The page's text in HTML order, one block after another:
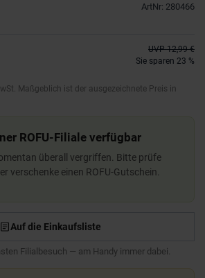
ArtNr: 280466
UVP 12,99 €
Sie sparen 23 %
Maßgeblich ist der ausgezeichnete Preis in
ROFU-Filiale verfügbar
überall vergriffen. Bitte prüfe
verschenke einen ROFU-Gutschein.
Auf die Einkaufsliste
Filialbesuch — am Handy immer dabei.